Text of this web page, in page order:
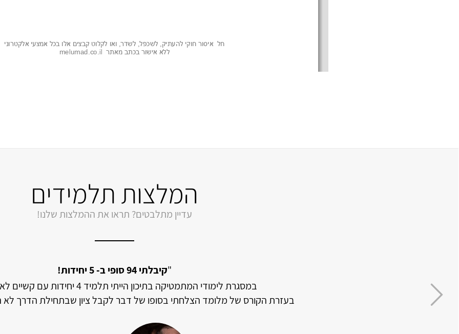
המלצות תלמידים
עדיין מתלבטים? תראו את ההמלצות שלנו!
לבסוף קיבלתי 94 ב- 5 יחידות!
האתר בנוי בצורה מעולה, החומר מסודר ומובן וכמובן מקיף את כל הנושאים
הצלחתי תוך חודש וחצי, לאחר ש-4 שנים לא נגעתי במתמטיקה, לפתור בגרויות ברמת 5 יחידות!"